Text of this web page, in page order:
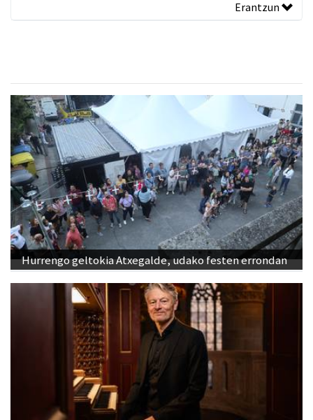
Erantzun
Hurrengo geltokia Atxegalde, udako festen errondan